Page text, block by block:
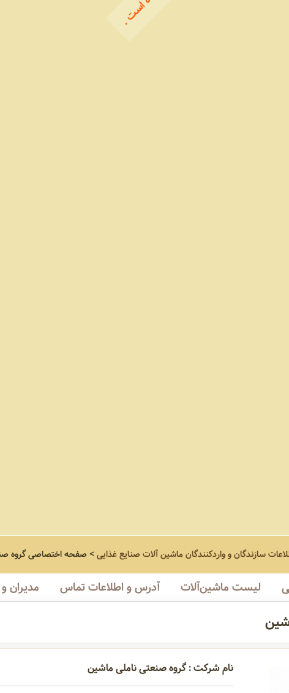
سازندگان و واردکنندگان ماشین آلات صنایع غذایی> صفحه اختصاصیگروه
لیست ماشین‌آلات آدرس و اطلاعات تماس مدیران
نام شرکت : گروه صنعتی ناملی ماشین